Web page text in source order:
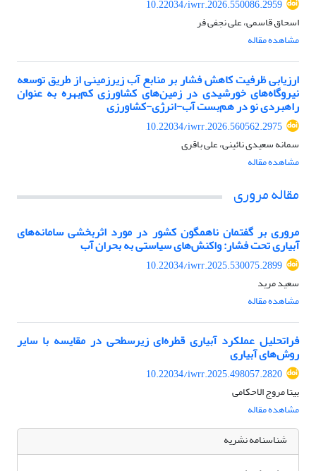
10.22034/iwrr.2026.550086.2959
اسحاق قاسمی، علی نجفی فر
مشاهده مقاله
ارزیابی ظرفیت کاهش فشار بر منابع آب زیرزمینی از طریق توسعه
نیروگاه‌های خورشیدی در زمین‌های کشاورزی کم‌بهره‌ به عنوان
راهبردی نو در هم‌بست آب-انرژی-کشاورزی
10.22034/iwrr.2026.560562.2975
سمانه سعیدی نائینی، علی باقری
مشاهده مقاله
مقاله مروری
مروری بر گفتمان ناهمگون کشور در مورد اثربخشی سامانه‌های
آبیاری تحت فشار: واکنش‌های سیاستی به بحران آب
10.22034/iwrr.2025.530075.2899
سعید مرید
مشاهده مقاله
فراتحلیل عملکرد آبیاری قطره‌ای زیرسطحی در مقایسه با سایر
روش‌های آبیاری
10.22034/iwrr.2025.498057.2820
بیتا مروج الاحکامی
مشاهده مقاله
شناسنامه نشریه